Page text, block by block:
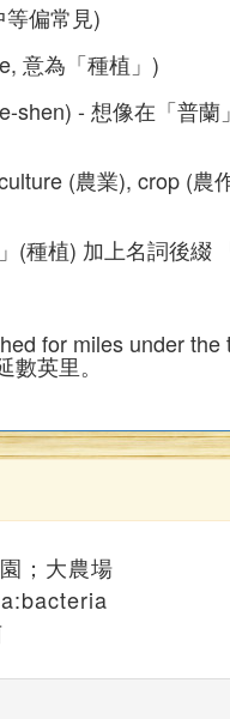
偏常見)
意為「種植」)
shen) - 想像在「普蘭
(農業), crop (農
(種植) 加上名詞後
for miles under the
英里。
；大農場